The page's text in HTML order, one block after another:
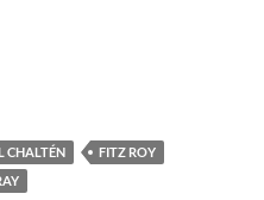
Patagonie, Argentine
CHALTÉN
FITZ ROY